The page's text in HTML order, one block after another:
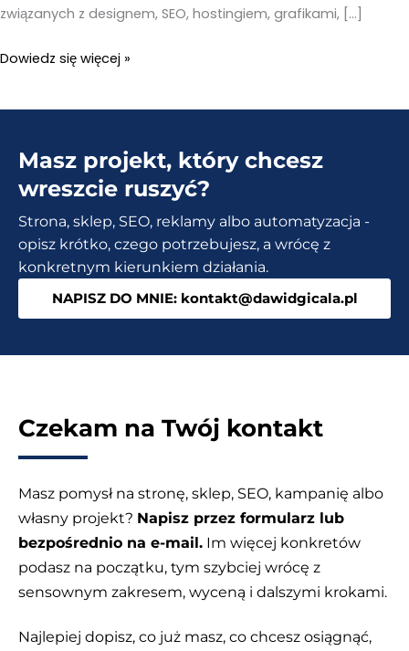
związanych z designem, SEO, hostingiem, grafikami, […]
Największe
przy
strony
www
Popraw
teraz!
Dowiedz się więcej »
Masz projekt, który chcesz
wreszcie ruszyć?
Strona, sklep, SEO, reklamy albo automatyzacja -
opisz krótko, czego potrzebujesz, a wrócę z
konkretnym kierunkiem działania.
NAPISZ DO MNIE: kontakt@dawidgicala.pl
Czekam na Twój kontakt
Masz pomysł na stronę, sklep, SEO, kampanię albo
własny projekt? Napisz przez formularz lub
bezpośrednio na e-mail. Im więcej konkretów
podasz na początku, tym szybciej wrócę z
sensownym zakresem, wyceną i dalszymi krokami.
Najlepiej dopisz, co już masz, co chcesz osiągnąć,